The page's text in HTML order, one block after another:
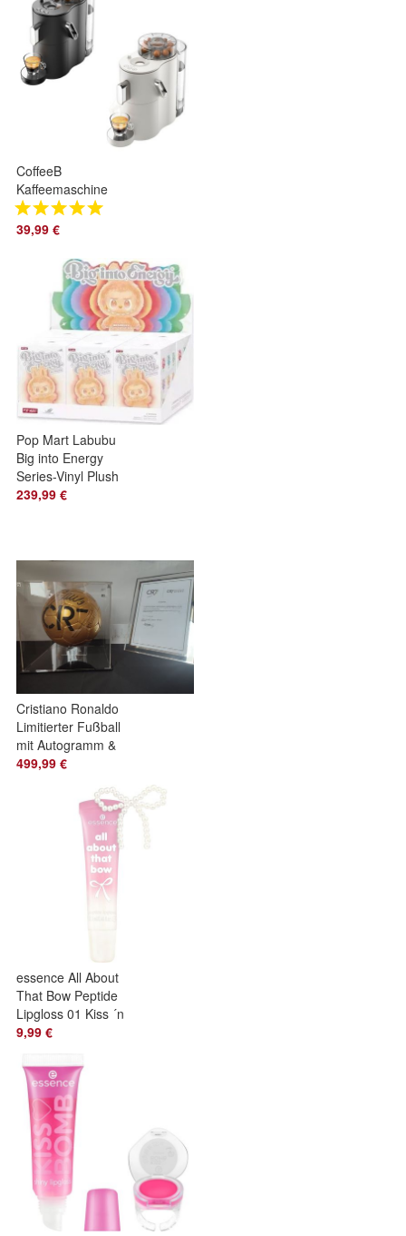
CoffeeB
Kaffeemaschine
Globe schwarz /
weiß
39,99 €
Pop Mart Labubu
Big into Energy
Series-Vinyl Plush
Set Box (6x Singles)
239,99 €
Cristiano Ronaldo
Limitierter Fußball
mit Autogramm &
Urkunde
499,99 €
essence All About
That Bow Peptide
Lipgloss 01 Kiss ´n
Bow
9,99 €